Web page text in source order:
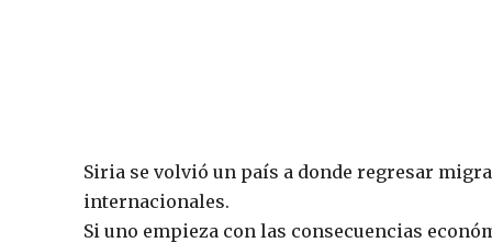
Siria se volvió un país a donde regresar
internacionales.
Si uno empieza con las consecuencias